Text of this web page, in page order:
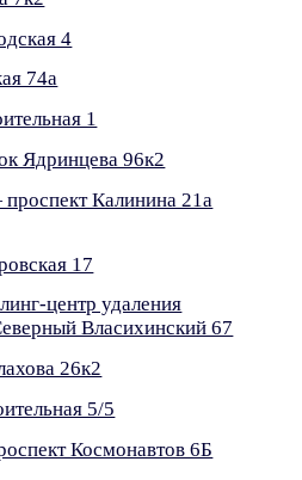
4
74а
1
Ядринцева 96к2
Калинина 21а
17
центр удаления
Власихинский 67
26к2
5/5
Космонавтов 6Б